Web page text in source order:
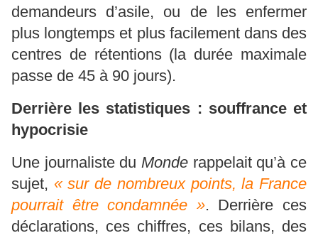
demandeurs d’asile, ou de les enfermer
plus longtemps et plus facilement dans des
centres de rétentions (la durée maximale
passe de 45 à 90 jours).
Derrière les statistiques : souffrance et
hypocrisie
Une journaliste du Monde rappelait qu’à ce
sujet, « sur de nombreux points, la France
pourrait être condamnée ». Derrière ces
déclarations, ces chiffres, ces bilans, des